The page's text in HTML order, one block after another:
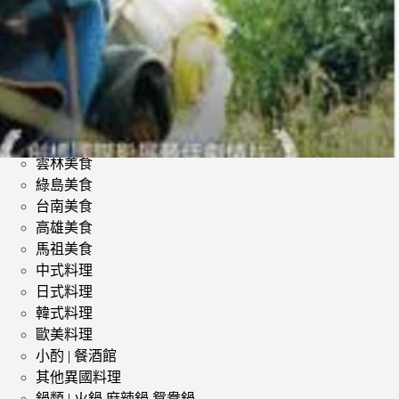
影評 | 電影感想
食記
台北美食
台中美食
宜蘭美食
苗栗美食
雲林美食
綠島美食
台南美食
高雄美食
馬祖美食
中式料理
日式料理
韓式料理
歐美料理
小酌 | 餐酒館
其他異國料理